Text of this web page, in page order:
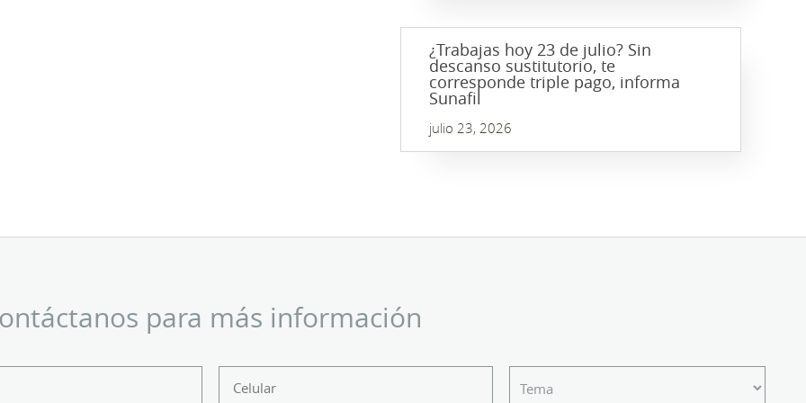
¿Trabajas hoy 23 de julio? Sin
descanso sustitutorio, te
corresponde triple pago, informa
Sunafil
julio 23, 2026
para más información